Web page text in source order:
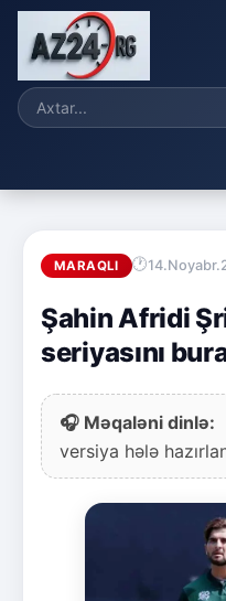
MARAQLI
Şahin Afridi
seriyasını
🎧 Məqaləni dinlə:
versiya hələ